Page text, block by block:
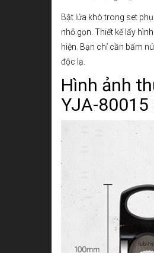
Bật lửa khò trong set
nhỏ gọn. Thiết kế lấy
hiện. Bạn chỉ cần bấm
độc lạ.
Hình ảnh
YJA-80015